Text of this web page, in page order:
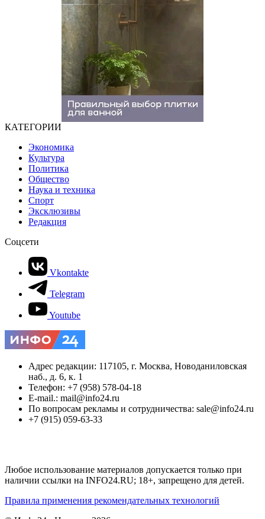
КАТЕГОРИИ
Экономика
Культура
Политика
Общество
Наука и техника
Спорт
Эксклюзивы
Редакция
Соцсети
Vkontakte
Telegram
Youtube
Адрес редакции: 117105, г. Москва, Новоданиловская
наб., д. 6, к. 1
Телефон: +7 (958) 578-04-18
E-mail.: mail@info24.ru
По вопросам рекламы и сотрудничества: sale@info24.ru
+7 (915) 059-63-33
Любое использование материалов допускается только при
наличии ссылки на INFO24.RU; 18+, запрещено для детей.
Правила применения рекомендательных технологий